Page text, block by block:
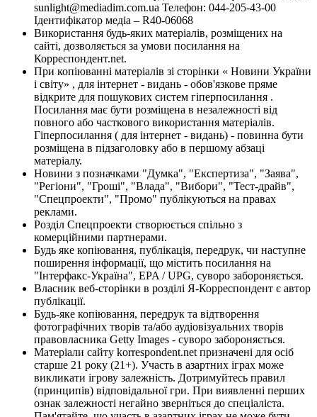
sunlight@mediadim.com.ua Телефон: 044-205-43-00
Ідентифікатор медіа – R40-06068
Використання будь-яких матеріалів, розміщених на
сайті, дозволяється за умови посилання на
Корреспондент.net.
При копіюванні матеріалів зі сторінки « Новини України
і світу» , для інтернет - видань - обов'язкове пряме
відкрите для пошукових систем гіперпосилання .
Посилання має бути розміщена в незалежності від
повного або часткового використання матеріалів.
Гіперпосилання ( для інтернет - видань) - повинна бути
розміщена в підзаголовку або в першому абзаці
матеріалу.
Новини з позначками "Думка", "Експертиза", "Заява",
"Регіони", "Гроші", "Влада", "Вибори", "Тест-драйв",
"Спецпроекти", "Промо" публікуються на правах
реклами.
Розділ Спецпроекти створюється спільно з
комерційними партнерами.
Будь яке копіювання, публікація, передрук, чи наступне
поширення інформації, що містить посилання на
"Інтерфакс-Україна", EPA / UPG, суворо забороняється.
Власник веб-сторінки в розділі Я-Корреспондент є автор
публікації.
Будь-яке копіювання, передрук та відтворення
фотографічних творів та/або аудіовізуальних творів
правовласника Getty Images - суворо забороняється.
Матеріали сайту korrespondent.net призначені для осіб
старше 21 року (21+). Участь в азартних іграх може
викликати ігрову залежність. Дотримуйтесь правил
(принципів) відповідальної гри. При виявленні перших
ознак залежності негайно зверніться до спеціаліста.